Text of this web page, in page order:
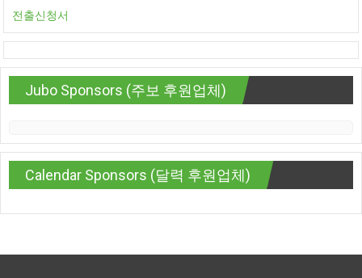
전출신청서
Jubo Sponsors (주보 후원업체)
Calendar Sponsors (달력 후원업체)